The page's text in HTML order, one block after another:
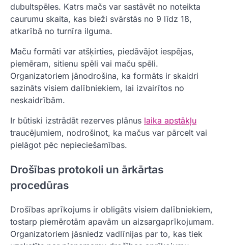
dubultspēles. Katrs mačs var sastāvēt no noteikta
caurumu skaita, kas bieži svārstās no 9 līdz 18,
atkarībā no turnīra ilguma.
Maču formāti var atšķirties, piedāvājot iespējas,
piemēram, sitienu spēli vai maču spēli.
Organizatoriem jānodrošina, ka formāts ir skaidri
sazināts visiem dalībniekiem, lai izvairītos no
neskaidrībām.
Ir būtiski izstrādāt rezerves plānus laika apstākļu
traucējumiem, nodrošinot, ka mačus var pārcelt vai
pielāgot pēc nepieciešamības.
Drošības protokoli un ārkārtas
procedūras
Drošības aprīkojums ir obligāts visiem dalībniekiem,
tostarp piemērotām apavām un aizsargaprīkojumam.
Organizatoriem jāsniedz vadlīnijas par to, kas tiek